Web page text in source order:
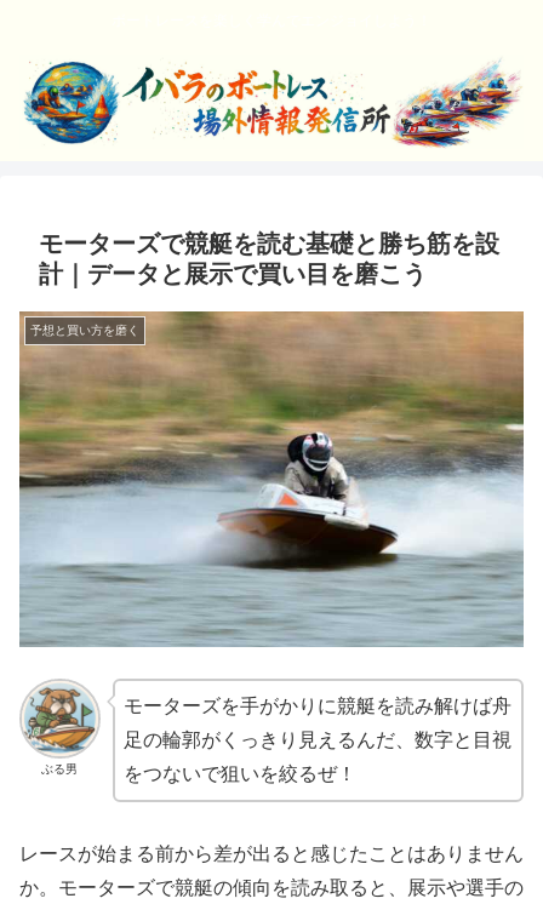
モーターズで競艇を読む基礎と勝ち筋を設
計｜データと展示で買い目を磨こう
予想と買い方を磨く
ぶる男
モーターズを手がかりに競艇を読み解けば舟
足の輪郭がくっきり見えるんだ、数字と目視
をつないで狙いを絞るぜ！
レースが始まる前から差が出ると感じたことはありません
か。モーターズで競艇の傾向を読み取ると、展示や選手の